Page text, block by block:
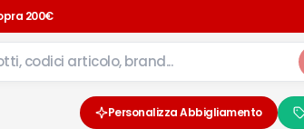
200€
Personalizza Abbigliamento